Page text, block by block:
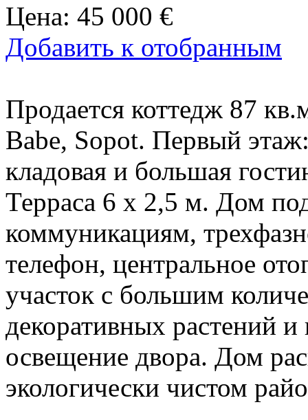
Цена: 45 000 €
Добавить к отобранным
Продается коттедж 87
Babe, Sopot. Первый
кладовая и большая
Терраса 6 х 2,5 м. Дом
коммуникациям,
телефон, центральное
участок с большим
декоративных растений
освещение двора. Дом
экологически чистом